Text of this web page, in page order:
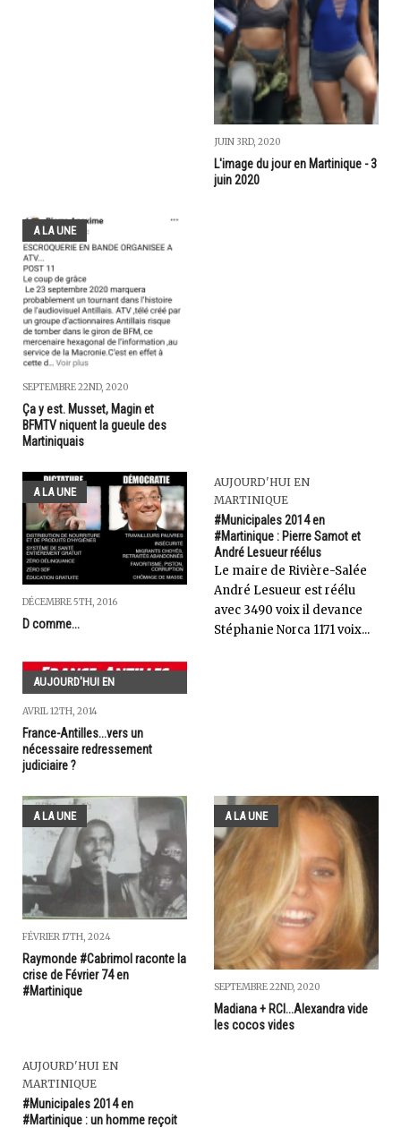
JUIN 3RD, 2020
L'image du jour en Martinique - 3
juin 2020
A LA UNE
SEPTEMBRE 22ND, 2020
Ça y est. Musset, Magin et
BFMTV niquent la gueule des
Martiniquais
A LA UNE
DÉCEMBRE 5TH, 2016
D comme...
AUJOURD'HUI EN
MARTINIQUE
#Municipales 2014 en
#Martinique : Pierre Samot et
André Lesueur réélus
Le maire de Rivière-Salée
André Lesueur est réélu
avec 3490 voix il devance
Stéphanie Norca 1171 voix...
AUJOURD'HUI EN
GUADELOUPE
AVRIL 12TH, 2014
France-Antilles...vers un
nécessaire redressement
judiciaire ?
A LA UNE
FÉVRIER 17TH, 2024
Raymonde #Cabrimol raconte la
crise de Février 74 en
#Martinique
A LA UNE
SEPTEMBRE 22ND, 2020
Madiana + RCI...Alexandra vide
les cocos vides
AUJOURD'HUI EN
MARTINIQUE
#Municipales 2014 en
#Martinique : un homme reçoit